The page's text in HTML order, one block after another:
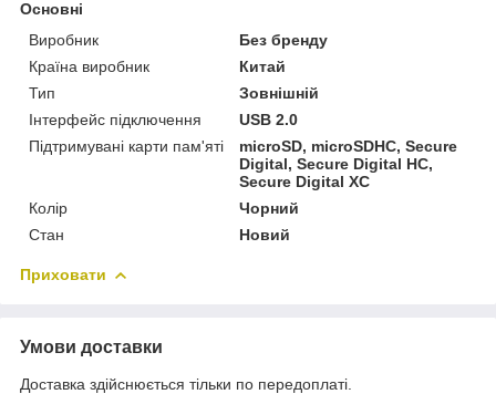
Основні
Виробник
Без бренду
Країна виробник
Китай
Тип
Зовнішній
Інтерфейс підключення
USB 2.0
Підтримувані карти пам'яті
microSD, microSDHC, Secure
Digital, Secure Digital HC,
Secure Digital XC
Колір
Чорний
Стан
Новий
Приховати
Умови доставки
Доставка здійснюється тільки по передоплаті.